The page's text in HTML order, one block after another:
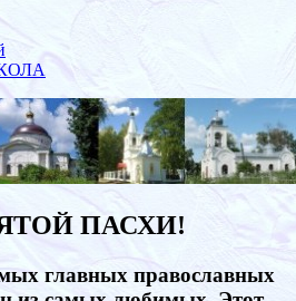
ПАСХИ!
главных православных